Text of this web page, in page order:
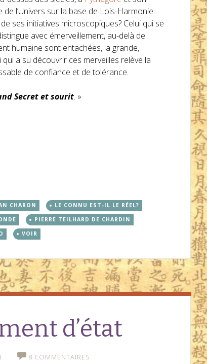
l’Univers sur la base de Lois-Harmonie.
ses initiatives microscopiques? Celui qui se
avec émerveillement, au-delà de
humaine sont entachées, la grande,
a su découvrir ces merveilles relève la
de confiance et de tolérance.
Secret et sourit. »
CHARON
LE CONNU EST-IL LE RÉEL?
PIERRE TEILHARD DE CHARDIN
VOIR
d’état
8 COMMENTAIRES